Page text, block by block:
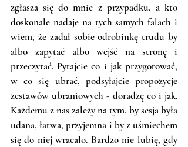
zgłasza się do mnie z przypadku, a kto
doskonale nadaje na tych samych falach i
wiem, że zadał sobie odrobinkę trudu by
albo zapytać albo wejść na stronę i
przeczytać. Pytajcie co i jak przygotować,
w co się ubrać, podsyłajcie propozycje
zestawów ubraniowych - doradzę co i jak.
Każdemu z nas zależy na tym, by sesja była
udana, łatwa, przyjemna i by z uśmiechem
się do niej wracało. Bardzo nie lubię, gdy